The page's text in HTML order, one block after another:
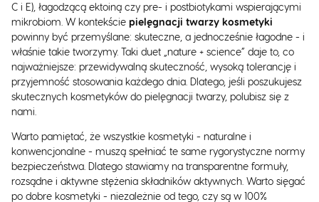
C i E), łagodzącą ektoiną czy pre- i postbiotykami wspierającymi
mikrobiom. W kontekście pielęgnacji twarzy kosmetyki
powinny być przemyślane: skuteczne, a jednocześnie łagodne - i
właśnie takie tworzymy. Taki duet „nature + science” daje to, co
najważniejsze: przewidywalną skuteczność, wysoką tolerancję i
przyjemność stosowania każdego dnia. Dlatego, jeśli poszukujesz
skutecznych kosmetyków do pielęgnacji twarzy, polubisz się z
nami.
Warto pamiętać, że wszystkie kosmetyki - naturalne i
konwencjonalne - muszą spełniać te same rygorystyczne normy
bezpieczeństwa. Dlatego stawiamy na transparentne formuły,
rozsądne i aktywne stężenia składników aktywnych. Warto sięgać
po dobre kosmetyki - niezależnie od tego, czy są w 100%